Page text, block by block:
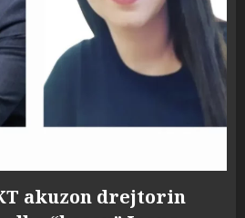
akuzon drejtorin